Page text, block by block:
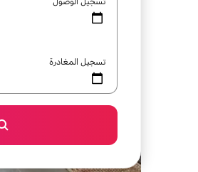
تسجيل المغادرة